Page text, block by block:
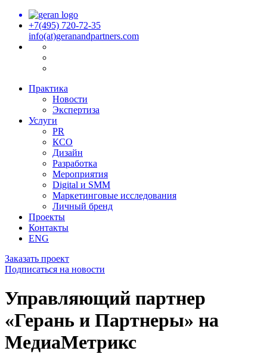
+7(495) 720-72-35
info(at)geranandpartners.com
Практика
Новости
Экспертиза
Услуги
PR
КСО
Дизайн
Разработка
Мероприятия
Digital и SMM
Маркетинговые исследования
Личный бренд
Проекты
Контакты
ENG
Заказать проект
Подписаться на новости
Управляющий партнер
«Герань и Партнеры» на
МедиаМетрикс